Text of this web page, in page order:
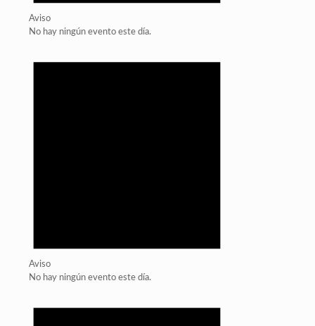
Aviso
No hay ningún evento este día.
Aviso
No hay ningún evento este día.